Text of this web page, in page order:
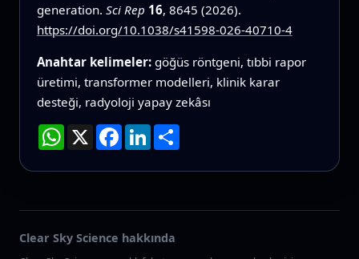
generation. Sci Rep 16, 8645 (2026).
https://doi.org/10.1038/s41598-026-40710-4
Anahtar kelimeler: göğüs röntgeni, tıbbi rapor
üretimi, transformer modelleri, klinik karar
desteği, radyoloji yapay zekâsı
WhatsApp
X Facebook
LinkedInPaylaş
Clear Sky Science hakkında